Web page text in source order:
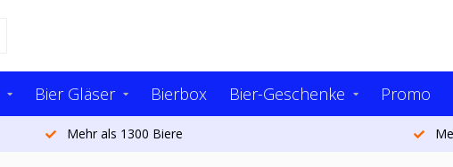
Bier Gläser Bierbox Bier-Geschenke Promo
Mehr als 1300 Biere